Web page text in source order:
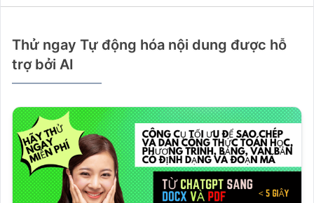
Thử ngay Tự động hóa nội dung được hỗ
trợ bởi AI